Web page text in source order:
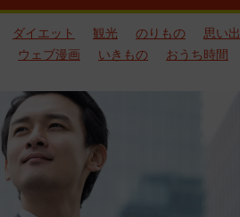
ダイエット 観光 のりもの
思い出
ウェブ漫画 いきもの
おうち時間